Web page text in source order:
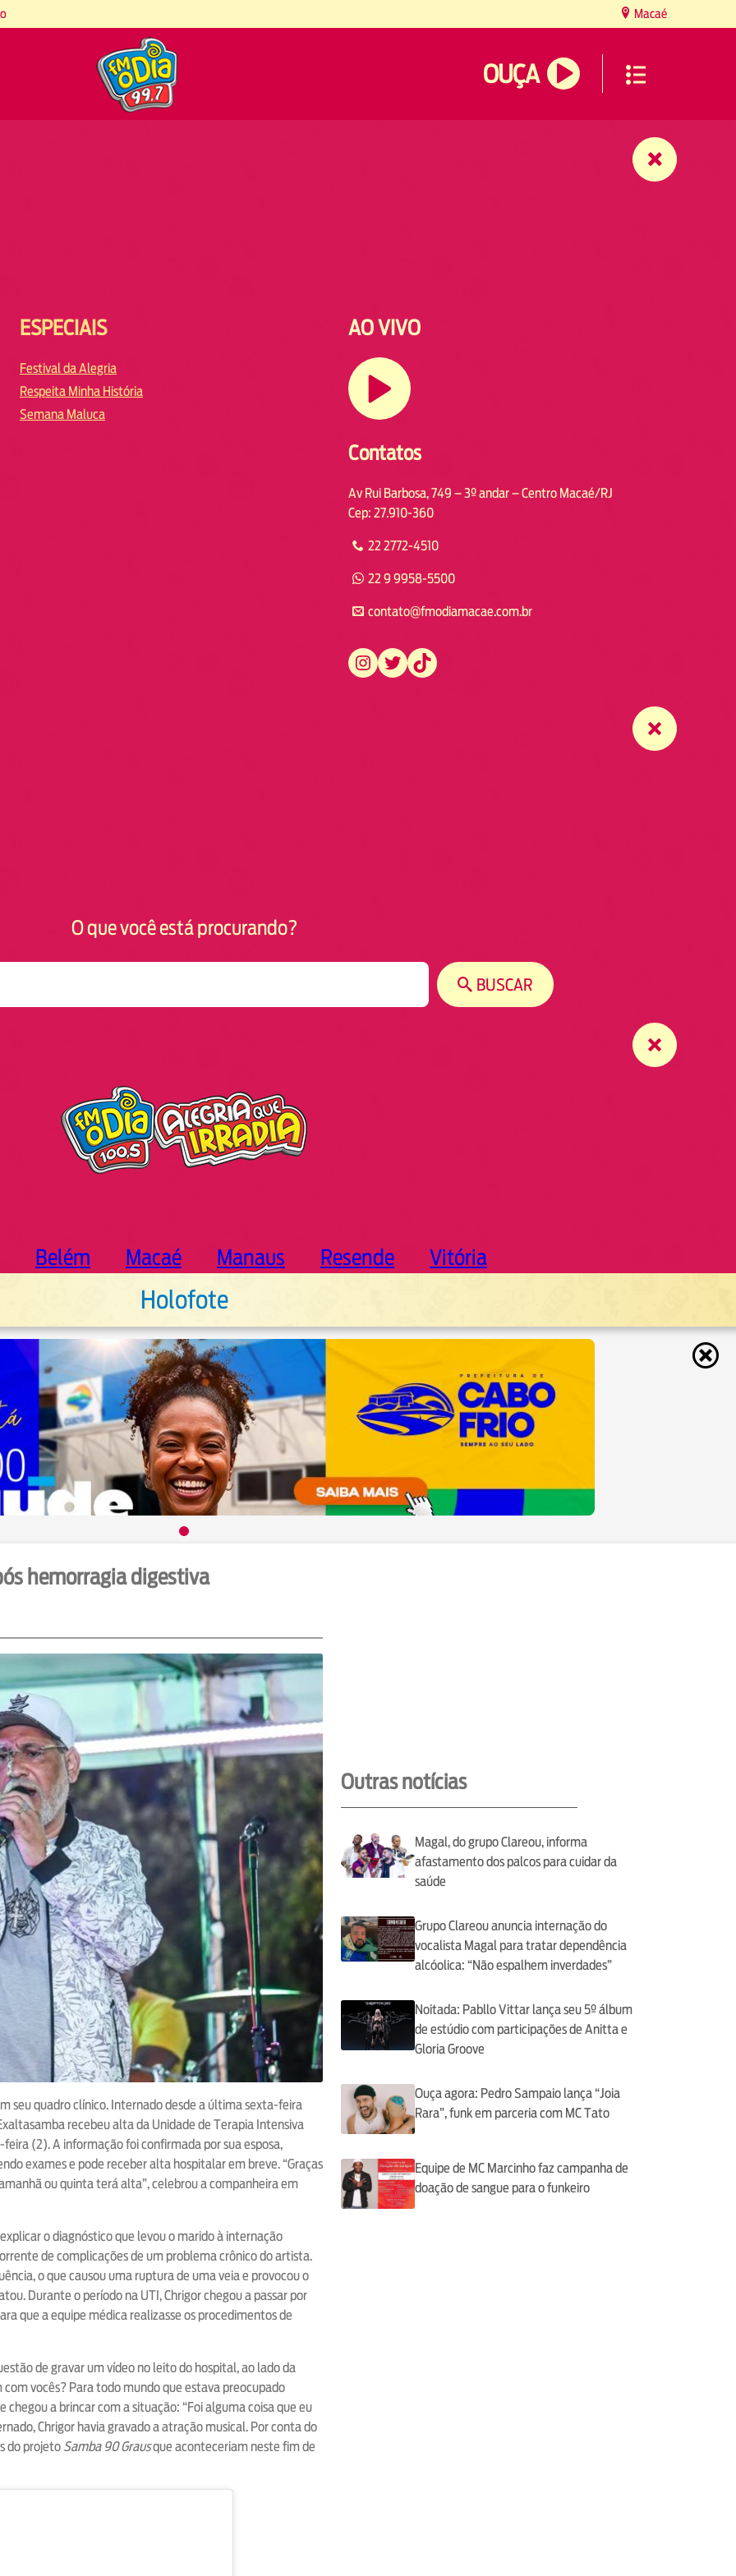
Macaé
OUÇA
ESPECIAIS
Festival da Alegria
Respeita Minha História
Semana Maluca
AO VIVO
Contatos
Av Rui Barbosa, 749 – 3º andar – Centro Macaé/RJ
Cep: 27.910-360
22 2772-4510
22 9 9958-5500
contato@fmodiamacae.com.br
https://www.instagram.com/fmodia.macae/ https://twitter.com/fmodia.macae/ https://www.tiktok.com/@fmodia.macae
O que você está procurando?
BUSCAR
Belém Macaé Manaus Resende Vitória
Holofote
hemorragia digestiva
seu quadro clínico. Internado desde a última sexta-feira
recebeu alta da Unidade de Terapia Intensiva
(2). A informação foi confirmada por sua esposa,
exames e pode receber alta hospitalar em breve. “Graças
ou quinta terá alta”, celebrou a companheira em
o diagnóstico que levou o marido à internação
de complicações de um problema crônico do artista.
o que causou uma ruptura de uma veia e provocou o
Durante o período na UTI, Chrigor chegou a passar por
que a equipe médica realizasse os procedimentos de
de gravar um vídeo no leito do hospital, ao lado da
vocês? Para todo mundo que estava preocupado
a brincar com a situação: “Foi alguma coisa que eu
Chrigor havia gravado a atração musical. Por conta do
do projeto Samba 90 Grausque aconteceriam neste fim de
Outras notícias
Magal, do grupo Clareou, informa
afastamento dos palcos para cuidar da
saúde
Grupo Clareou anuncia internação do
vocalista Magal para tratar dependência
alcóolica: “Não espalhem inverdades”
Noitada: Pabllo Vittar lança seu 5º álbum
de estúdio com participações de Anitta e
Gloria Groove
Ouça agora: Pedro Sampaio lança “Joia
Rara”, funk em parceria com MC Tato
Equipe de MC Marcinho faz campanha de
doação de sangue para o funkeiro